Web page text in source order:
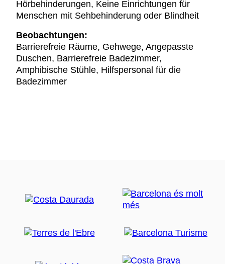
Hörbehinderungen, Keine Einrichtungen für
Menschen mit Sehbehinderung oder Blindheit
Beobachtungen:
Barrierefreie Räume, Gehwege, Angepasste
Duschen, Barrierefreie Badezimmer,
Amphibische Stühle, Hilfspersonal für die
Badezimmer